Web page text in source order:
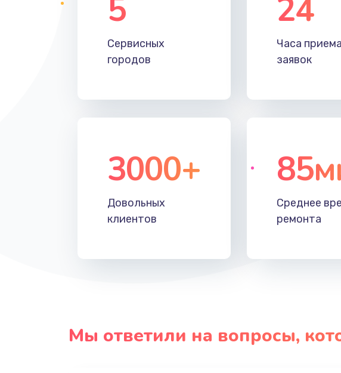
5
Сервисных
городов
24
Часа приема
заявок
3000+
Довольных
клиентов
Среднее
ремонта
Мы ответили на вопросы,